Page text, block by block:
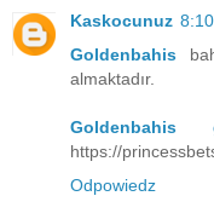
Kaskocunuz
Goldenbahis
almaktadır.
Goldenbahis
https://
Odpowiedz